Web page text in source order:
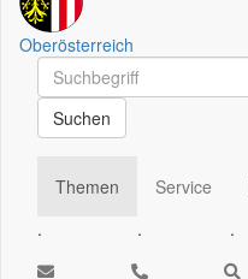
Oberösterreich
Schnellsuche
Schnellsuche
Suchen
Themen
.
Service
.
.